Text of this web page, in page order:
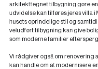
arkitekttegnet tilbygning gøre
udvidelse kan tilføres jeres villa
husets oprindelige stil og
veludført tilbygning kan give
som moderne familier
Vi rådgiver også om renovering
kan handle om at modernisere